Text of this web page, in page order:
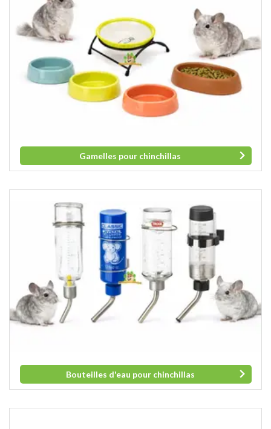
Gamelles pour chinchillas
Bouteilles d'eau pour chinchillas